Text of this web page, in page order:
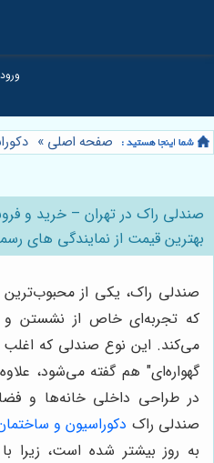
صفحه اصلی »
صندلی راک در تهران – خرید و
بهترین قیمت از نمایندگی های
صندلی راک، یکی از
که تجربه‌ای خاص از نشستن و
می‌کند. این نوع صندلی که اغلب
گهواره‌ای" هم گفته می‌شود،
در طراحی داخلی خانه‌ها و
صندلی راک دکوراسیون و
به روز بیشتر شده است، زیرا